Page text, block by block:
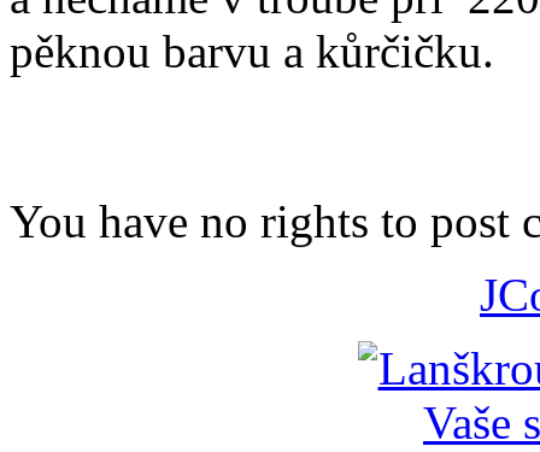
pěknou barvu a kůrčičku.
You have no rights to post